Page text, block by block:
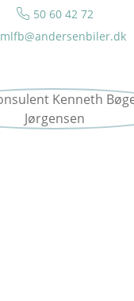
50 60 42 72
mlfb@andersenbiler.dk